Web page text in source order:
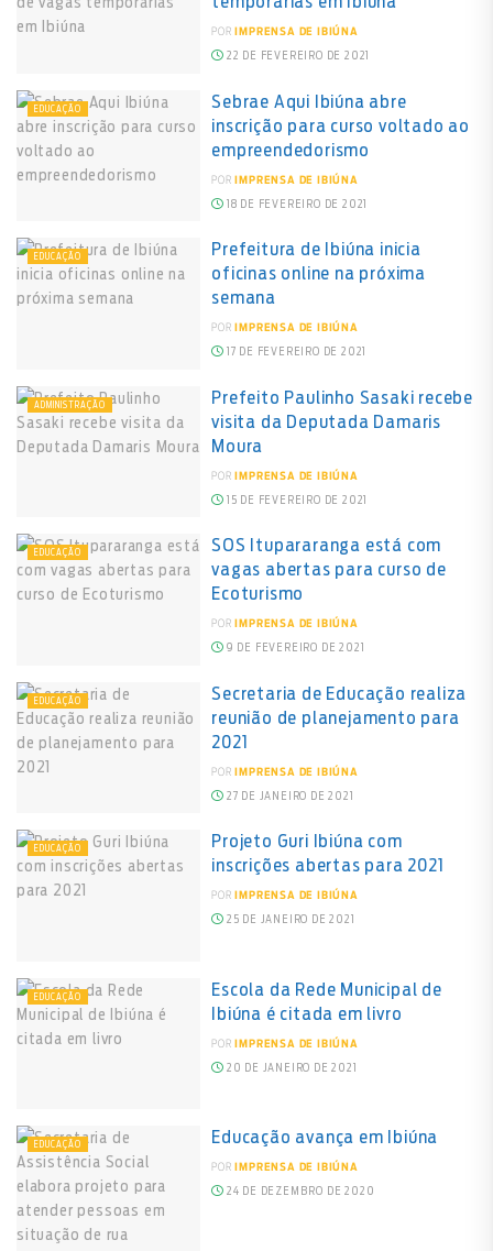
POR IMPRENSA DE IBIÚNA
22 DE FEVEREIRO DE 2021
EDUCAÇÃO
Sebrae Aqui Ibiúna abre
inscrição para curso voltado ao
empreendedorismo
POR IMPRENSA DE IBIÚNA
18 DE FEVEREIRO DE 2021
EDUCAÇÃO
Prefeitura de Ibiúna inicia
oficinas online na próxima
semana
POR IMPRENSA DE IBIÚNA
17 DE FEVEREIRO DE 2021
ADMINISTRAÇÃO
Prefeito Paulinho Sasaki recebe
visita da Deputada Damaris
Moura
POR IMPRENSA DE IBIÚNA
15 DE FEVEREIRO DE 2021
EDUCAÇÃO
SOS Itupararanga está com
vagas abertas para curso de
Ecoturismo
POR IMPRENSA DE IBIÚNA
9 DE FEVEREIRO DE 2021
EDUCAÇÃO
Secretaria de Educação realiza
reunião de planejamento para
2021
POR IMPRENSA DE IBIÚNA
27 DE JANEIRO DE 2021
EDUCAÇÃO
Projeto Guri Ibiúna com
inscrições abertas para 2021
POR IMPRENSA DE IBIÚNA
25 DE JANEIRO DE 2021
EDUCAÇÃO
Escola da Rede Municipal de
Ibiúna é citada em livro
POR IMPRENSA DE IBIÚNA
20 DE JANEIRO DE 2021
EDUCAÇÃO Educação avança em Ibiúna
POR IMPRENSA DE IBIÚNA
24 DE DEZEMBRO DE 2020